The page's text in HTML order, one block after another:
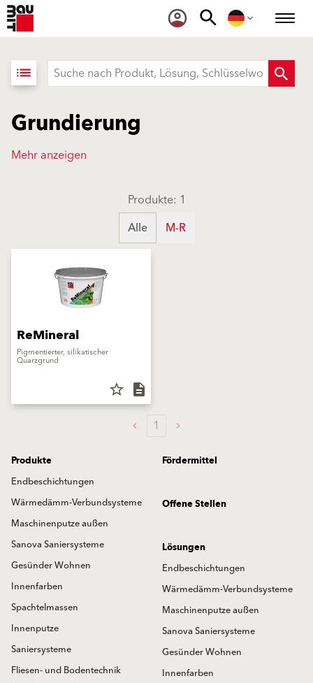
list
Grundierung
Mehr anzeigen
Produkte: 1
Alle
M-R
ReMineral
Pigmentierter, silikatischer
Quarzgrund
star_border description
1
Produkte
Endbeschichtungen
Wärmedämm-Verbundsysteme
Maschinenputze außen
Sanova Saniersysteme
Gesünder Wohnen
Innenfarben
Spachtelmassen
Innenputze
Saniersysteme
Fliesen- und Bodentechnik
Fördermittel
Offene Stellen
Lösungen
Endbeschichtungen
Wärmedämm-Verbundsysteme
Maschinenputze außen
Sanova Saniersysteme
Gesünder Wohnen
Innenfarben